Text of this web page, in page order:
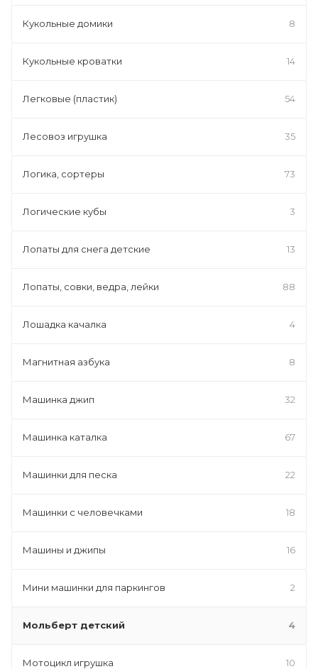
Кукольные домики 8
Кукольные кроватки 14
Легковые (пластик) 54
Лесовоз игрушка 35
Логика, сортеры 73
Логические кубы 3
Лопаты для снега детские 13
Лопаты, совки, ведра, лейки 88
Лошадка качалка 4
Магнитная азбука 8
Машинка джип 32
Машинка каталка 67
Машинки для песка 22
Машинки с человечками 18
Машины и джипы 16
Мини машинки для паркингов 2
Мольберт детский 4
Мотоцикл игрушка 10